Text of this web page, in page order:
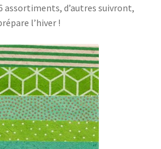
assortiments, d’autres suivront,
l’hiver !